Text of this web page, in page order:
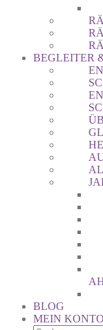
BEGLEITER
BLOG
MEIN KONTO